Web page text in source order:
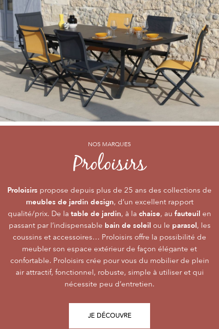
NOS MARQUES
Proloisirs
Proloisirs propose depuis plus de 25 ans des collections de
meubles de jardin design, d’un excellent rapport
qualité/prix. De la table de jardin, à la chaise, au fauteuil en
passant par l’indispensable bain de soleil ou le parasol, les
coussins et accessoires… Proloisirs offre la possibilité de
meubler son espace extérieur de façon élégante et
confortable. Proloisirs crée pour vous du mobilier de plein
air attractif, fonctionnel, robuste, simple à utiliser et qui
nécessite peu d’entretien.
JE DÉCOUVRE
NOS MARQUES
Océoby PROLOISIRS
Océocrée dumobilier Premium, pour vivre l’extérieur avec
raffinement et participer de façon inoubliable aux grandes
émotions de la vie. Le mobilier Océo, de par la qualité de
ses différents matériaux et de sa fabrication, se joue des
frontières d’usage. Voir sonextérieurcomme une pièce à
part entière nécessite du style et le soin des détails.
L’illustration Océo passe par la qualité desplateaux
Trespa® qui équipent en exclusivité de nombreusestables
de jardinpour un plaisir d’usage durable.
JE DÉCOUVRE
NOS MARQUES
Alizéby PROLOISIRS
Alizéest LA marque du mobilier de jardin contemporain
dont la conception et l’accessibilité du prixfont qu’elle
s’adresse au plus grand nombre.
Le mobilier d’extérieur Alizé apporte un souffle bien
agréable empreint de style, fonctionnalité, facilité
d’utilisation, prix, pour des instantsRepas, Salon,Détente
Alizé est créée pour bien vivre dehors, dans la joie, la
modernité, la simplicité, le plaisir d’être ensemble !
JE DÉCOUVRE